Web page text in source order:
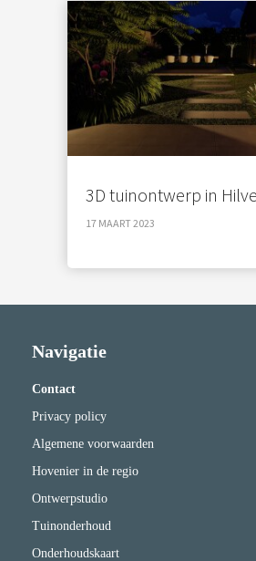
3D tuinontwerp in
17 MAART 2023
Navigatie
Contact
Privacy policy
Algemene voorwaarden
Hovenier in de regio
Ontwerpstudio
Tuinonderhoud
Onderhoudskaart